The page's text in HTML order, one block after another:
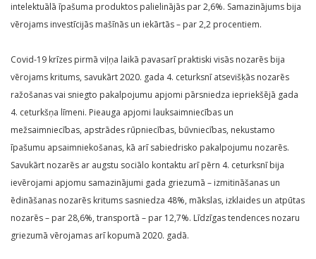
intelektuālā īpašuma produktos palielinājās par 2,6%. Samazinājums bija
vērojams investīcijās mašīnās un iekārtās – par 2,2 procentiem.
Covid-19 krīzes pirmā viļņa laikā pavasarī praktiski visās nozarēs bija
vērojams kritums, savukārt 2020. gada 4. ceturksnī atsevišķās nozarēs
ražošanas vai sniegto pakalpojumu apjomi pārsniedza iepriekšējā gada
4. ceturkšņa līmeni. Pieauga apjomi lauksaimniecības un
mežsaimniecības, apstrādes rūpniecības, būvniecības, nekustamo
īpašumu apsaimniekošanas, kā arī sabiedrisko pakalpojumu nozarēs.
Savukārt nozarēs ar augstu sociālo kontaktu arī pērn 4. ceturksnī bija
ievērojami apjomu samazinājumi gada griezumā – izmitināšanas un
ēdināšanas nozarēs kritums sasniedza 48%, mākslas, izklaides un atpūtas
nozarēs – par 28,6%, transportā – par 12,7%. Līdzīgas tendences nozaru
griezumā vērojamas arī kopumā 2020. gadā.